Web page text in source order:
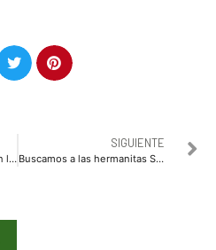
Ahome tendrá presencia en la edición 45 del Tianguis Turístico con sede en Mérida Yucatán
SIGUIENTE
Buscamos a las hermanitas Sofía y Brenda, desaparecidas en Coyoacán ¿Las has visto?